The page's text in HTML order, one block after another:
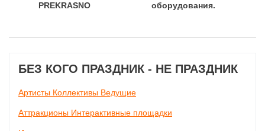
PREKRASNO
оборудования.
БЕЗ КОГО ПРАЗДНИК - НЕ ПРАЗДНИК
Артисты Коллективы Ведущие
Аттракционы Интерактивные площадки